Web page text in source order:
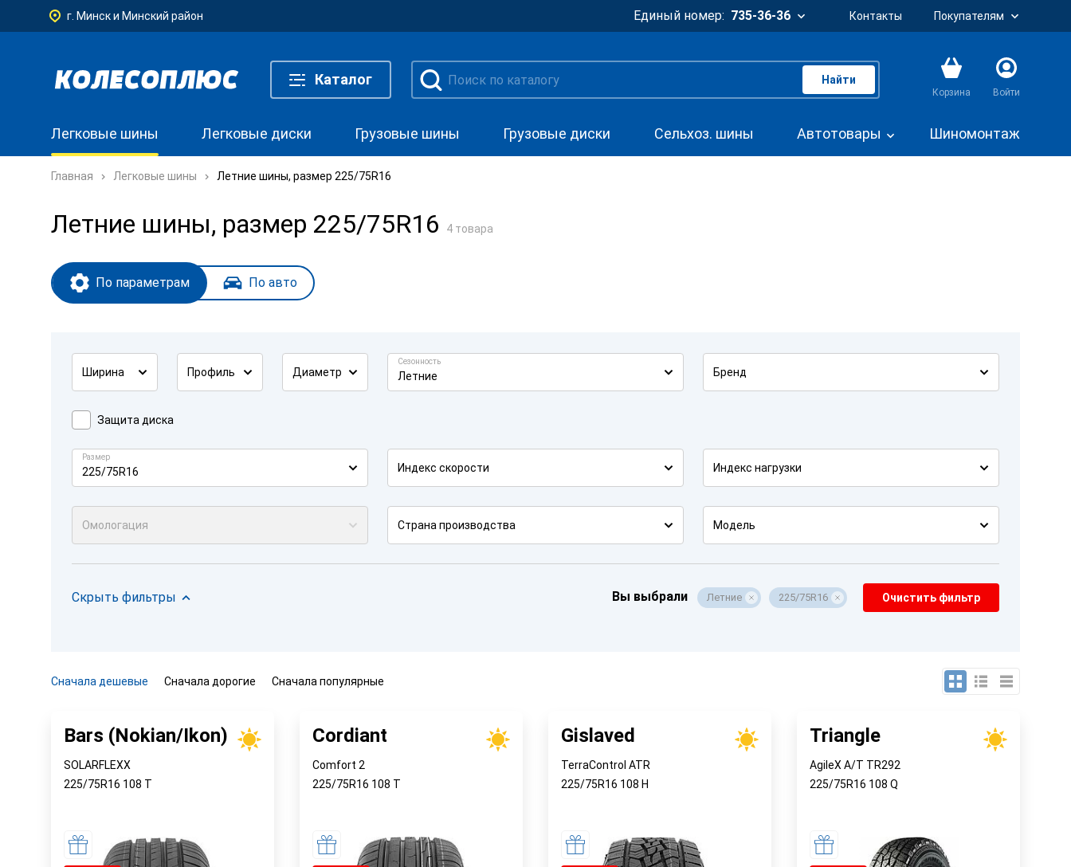
г. Минск и Минский район Единый номер: 735-36-36 Контакты Покупателям
Каталог Найти
Корзина Войти
Легковые шины Легковые диски Грузовые шины Грузовые диски Сельхоз. шины Автотовары Шиномонтаж
Главная Легковые шины Летние шины, размер 225/75R16
Летние шины, размер 225/75R16 4 товара
По параметрам По авто
Ширина Профиль Диаметр
Сезонность
Летние Бренд
Защита диска
Размер
225/75R16 Индекс скорости Индекс нагрузки
Омологация Страна производства Модель
Скрыть фильтры Вы выбрали Летние 225/75R16 Очистить фильтр
Сначала дешевые Сначала дорогие Сначала популярные
Bars (Nokian/Ikon)
SOLARFLEXX
225/75R16 108 T
Cordiant
Comfort 2
225/75R16 108 T
Gislaved
TerraControl ATR
225/75R16 108 H
Triangle
AgileX A/T TR292
225/75R16 108 Q